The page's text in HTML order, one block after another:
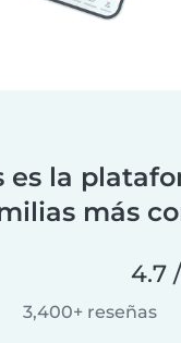
es la
más
4.7
3,400+ reseñas